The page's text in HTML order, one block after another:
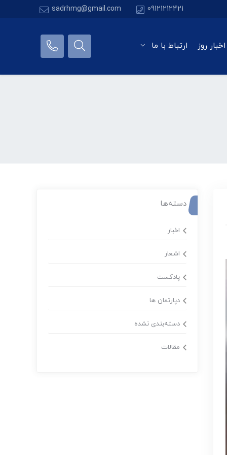
09121212421
sadrhmg@gmail.com
اخبار روز ارتباط با ما
دسته‌ها
اخبار
اشعار
پادکست
دپارتمان ها
دسته‌بندی نشده
مقالات